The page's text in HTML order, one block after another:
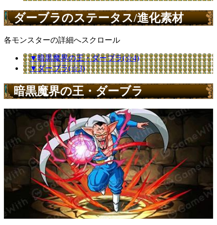
ダーブラのステータス/進化素材
各モンスターの詳細へスクロール
▼暗黒魔界の王・ダーブラ(☆4)
▼ダーブラ(☆3)
暗黒魔界の王・ダーブラ